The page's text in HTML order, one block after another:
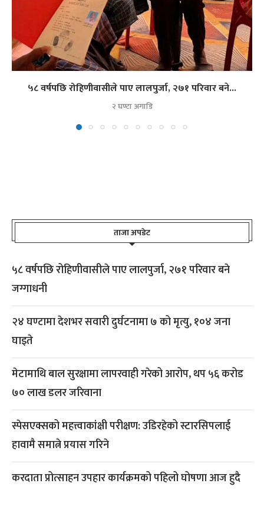
५८ वर्षपछि रोहिणीवासीले पाए लालपुर्जा, २७१ परिवार बने...
२ घण्टा अगाडि
ताजा अपडेट
५८ वर्षपछि रोहिणीवासीले पाए लालपुर्जा, २७१ परिवार बने
जग्गाधनी
२४ घण्टामा देशभर सवारी दुर्घटनामा ७ को मृत्यु, १०४ जना
घाइते
मेटामाथि बाल सुरक्षामा लापरवाही गरेको आरोप, थप ५६ करोड
७० लाख डलर जरिवाना
स्पेसएक्सको महत्त्वाकांक्षी परीक्षण: उडिरहेको स्टारसिपलाई
हावामै समात्ने प्रयास गरिने
करदाता प्रोत्साहन उपहार कार्यक्रमको पहिलो घोषणा आज हुदै